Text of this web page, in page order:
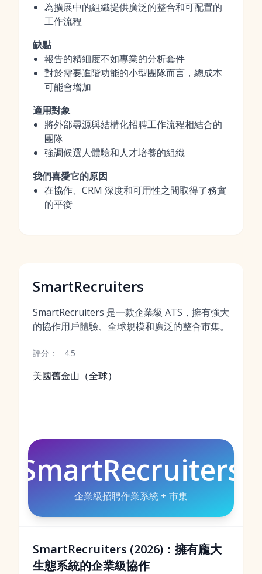
為擴展中的組織提供廣泛的整合和可配置的
工作流程
缺點
報告的精細度不如專業的分析套件
對於需要進階功能的小型團隊而言，總成本
可能會增加
適用對象
將外部尋源與結構化招聘工作流程相結合的
團隊
強調候選人體驗和人才培養的組織
我們喜愛它的原因
在協作、CRM 深度和可用性之間取得了務實
的平衡
SmartRecruiters
SmartRecruiters 是一款企業級 ATS，擁有強大
的協作用戶體驗、全球規模和廣泛的整合市集。
評分： 4.5
美國舊金山（全球）
SmartRecruiters
企業級招聘作業系統 + 市集
SmartRecruiters (2026)：擁有龐大
生態系統的企業級協作